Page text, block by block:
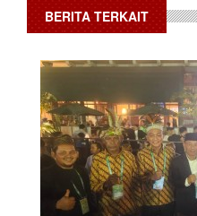
BERITA TERKAIT